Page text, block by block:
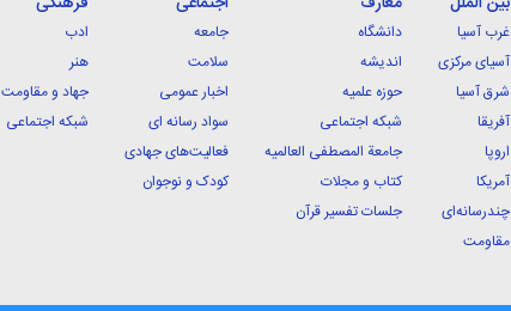
غرب آسیا
آسیای مرکزی
شرق آسیا
آفریقا
اروپا
آمریکا
چندرسانه‌ای
مقاومت
دانشگاه
اندیشه
حوزه علمیه
شبکه اجتماعی
جامعة المصطفی العالمیه
کتاب و مجلات
جلسات تفسیر قرآن
جامعه
سلامت
اخبار عمومی
سواد رسانه ای
فعالیت‌های جهادی
کودک و نوجوان
ادب
هنر
جهاد و مقاومت
شبکه اجتماعی